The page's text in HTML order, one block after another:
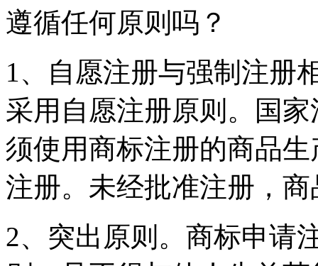
遵循任何原则吗？
1、自愿注册与强制注册
采用自愿注册原则。国
须使用商标注册的商品
注册。未经批准注册，
2、突出原则。商标申请